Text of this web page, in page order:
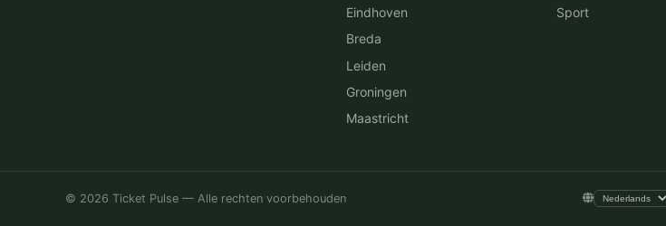
Eindhoven
Breda
Leiden
Groningen
Maastricht
Sport
© 2026 Ticket Pulse — Alle rechten voorbehouden